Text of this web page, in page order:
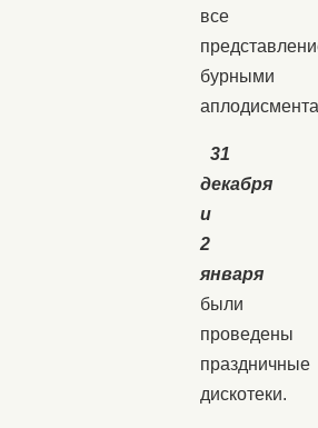
все
бурными
31
декабря
и
2
января
были
проведены
праздничные
дискотеки.